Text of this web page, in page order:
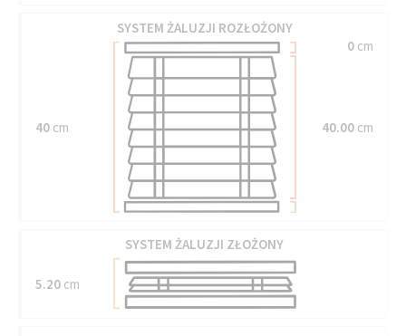
SYSTEM ŻALUZJI ROZŁOŻONY
40 cm
0cm
40.00cm
SYSTEM ŻALUZJI ZŁOŻONY
5.20 cm